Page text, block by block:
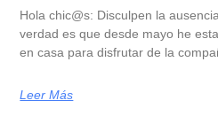
Hola chic@s: Disculpen la
verdad es que desde mayo he
en casa para disfrutar de la
Leer Más